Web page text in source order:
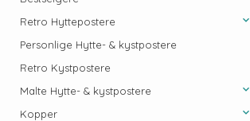
Retro Hyttepostere
Personlige Hytte- & kystpostere
Retro Kystpostere
Malte Hytte- & kystpostere
Kopper